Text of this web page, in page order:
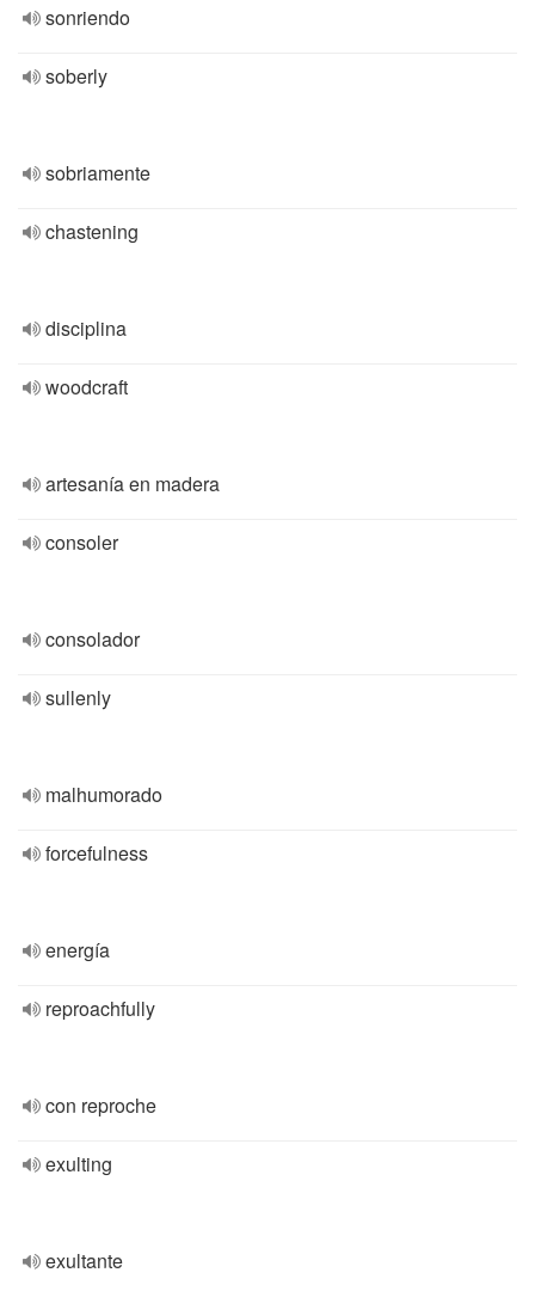
sonriendo
soberly
sobriamente
chastening
disciplina
woodcraft
artesanía en madera
consoler
consolador
sullenly
malhumorado
forcefulness
energía
reproachfully
con reproche
exulting
exultante